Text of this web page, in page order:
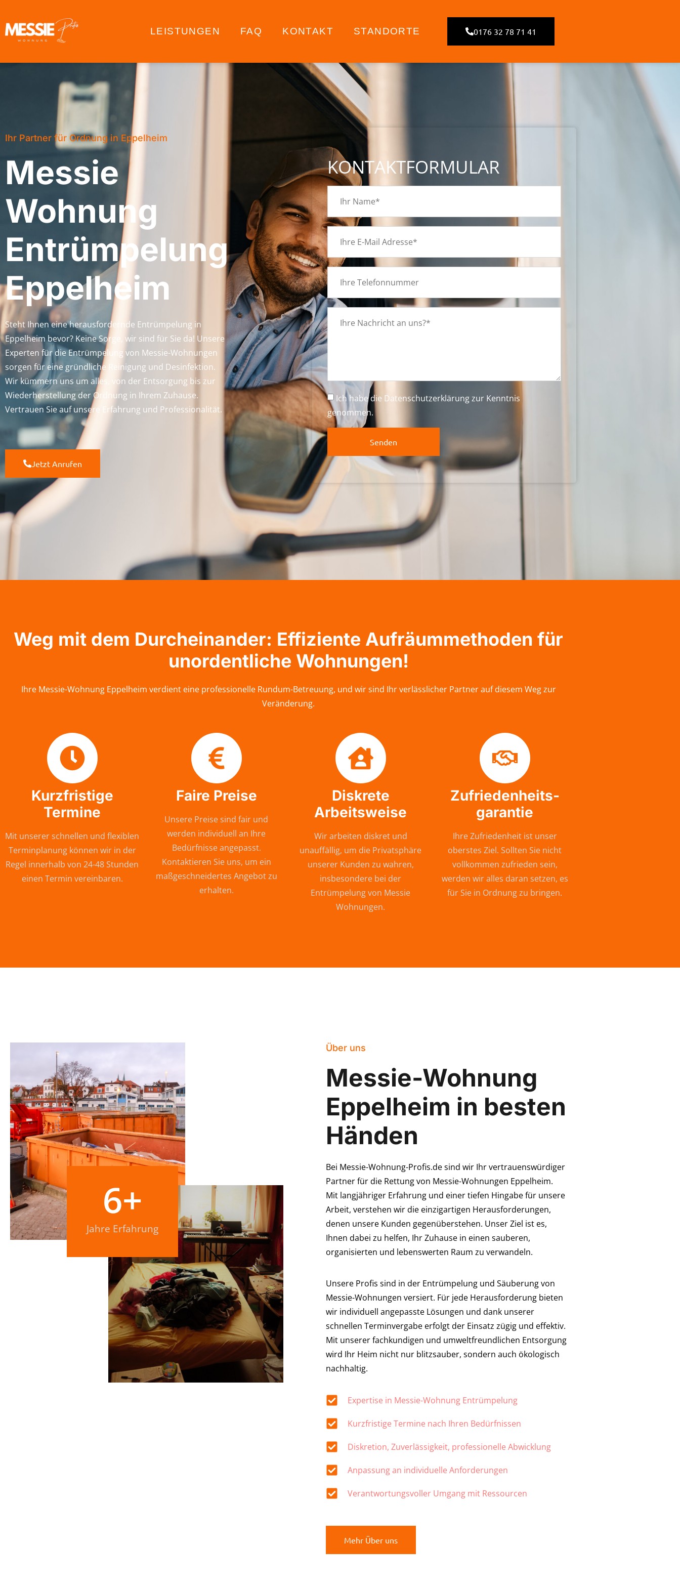
LEISTUNGEN FAQ KONTAKT STANDORTE 0176 32 78 71 41
Ihr Partner für Ordnung in Eppelheim
Messie
Wohnung
Entrümpelung
Eppelheim
Steht Ihnen eine herausfordernde Entrümpelung in
Eppelheim bevor? Keine Sorge, wir sind für Sie da! Unsere
Experten für die Entrümpelung von Messie-Wohnungen
sorgen für eine gründliche Reinigung und Desinfektion.
Wir kümmern uns um alles, von der Entsorgung bis zur
Wiederherstellung der Ordnung in Ihrem Zuhause.
Vertrauen Sie auf unsere Erfahrung und Professionalität.
Jetzt Anrufen
KONTAKTFORMULAR
Ich habe die Datenschutzerklärungzur Kenntnis
genommen.
Senden
Weg mit dem Durcheinander: Effiziente Aufräummethoden für
unordentliche Wohnungen!
Ihre Messie-Wohnung Eppelheim verdient eine professionelle Rundum-Betreuung, und wir sind Ihr verlässlicher Partner auf diesem Weg zur
Veränderung.
Kurzfristige
Termine
Mit unserer schnellen und flexiblen
Terminplanung können wir in der
Regel innerhalb von 24-48 Stunden
einen Termin vereinbaren.
Faire Preise
Unsere Preise sind fair und
werden individuell an Ihre
Bedürfnisse angepasst.
Kontaktieren Sie uns, um ein
maßgeschneidertes Angebot zu
erhalten.
Diskrete
Arbeitsweise
Wir arbeiten diskret und
unauffällig, um die Privatsphäre
unserer Kunden zu wahren,
insbesondere bei der
Entrümpelung von Messie
Wohnungen.
Zufriedenheits-
garantie
Ihre Zufriedenheit ist unser
oberstes Ziel. Sollten Sie nicht
vollkommen zufrieden sein,
werden wir alles daran setzen, es
für Sie in Ordnung zu bringen.
Jahre Erfahrung
6+
Über uns
Messie-Wohnung
Eppelheim in besten
Händen
Bei Messie-Wohnung-Profis.de sind wir Ihr vertrauenswürdiger
Partner für die Rettung von Messie-Wohnungen Eppelheim.
Mit langjähriger Erfahrung und einer tiefen Hingabe für unsere
Arbeit, verstehen wir die einzigartigen Herausforderungen,
denen unsere Kunden gegenüberstehen. Unser Ziel ist es,
Ihnen dabei zu helfen, Ihr Zuhause in einen sauberen,
organisierten und lebenswerten Raum zu verwandeln.
Unsere Profis sind in der Entrümpelung und Säuberung von
Messie-Wohnungen versiert. Für jede Herausforderung bieten
wir individuell angepasste Lösungen und dank unserer
schnellen Terminvergabe erfolgt der Einsatz zügig und effektiv.
Mit unserer fachkundigen und umweltfreundlichen Entsorgung
wird Ihr Heim nicht nur blitzsauber, sondern auch ökologisch
nachhaltig.
Expertise in Messie-Wohnung Entrümpelung
Kurzfristige Termine nach Ihren Bedürfnissen
Diskretion, Zuverlässigkeit, professionelle Abwicklung
Anpassung an individuelle Anforderungen
Verantwortungsvoller Umgang mit Ressourcen
Mehr Über uns